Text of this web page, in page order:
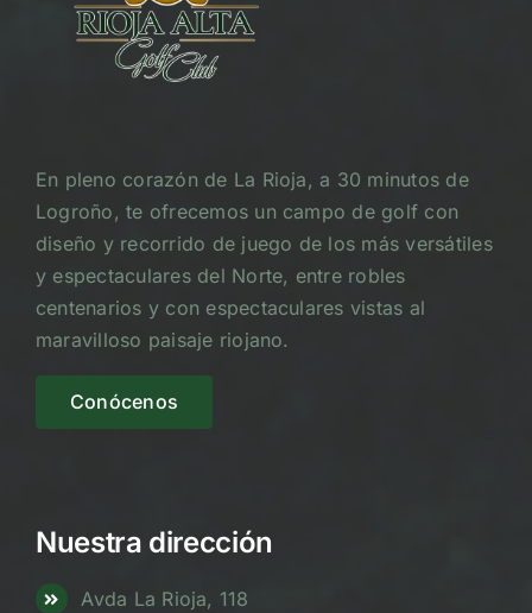
En pleno corazón de La Rioja, a 30 minutos de
Logroño, te ofrecemos un campo de golf con
diseño y recorrido de juego de los más versátiles
y espectaculares del Norte, entre robles
centenarios y con espectaculares vistas al
maravilloso paisaje riojano.
Conócenos
Nuestra dirección
Avda La Rioja, 118